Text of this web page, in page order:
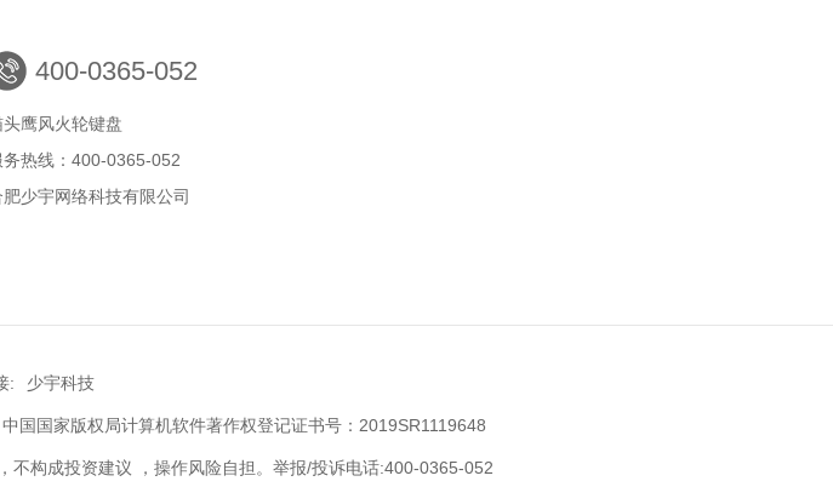
400-0365-052
头鹰风火轮键盘
务热线：400-0365-052
肥少宇网络科技有限公司
: 少宇科技
中国国家版权局计算机软件著作权登记证书号：2019SR1119648
构成投资建议 ，操作风险自担。举报/投诉电话:400-0365-052